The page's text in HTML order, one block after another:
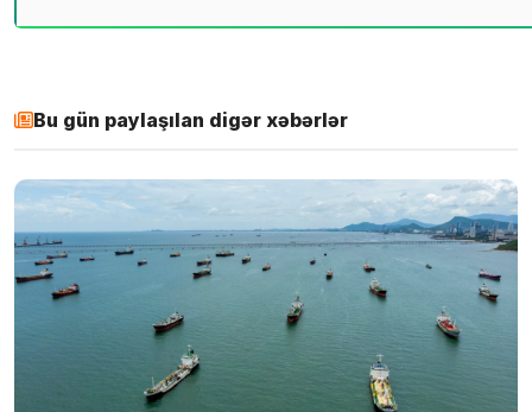
Bu gün paylaşılan digər xəbərlər